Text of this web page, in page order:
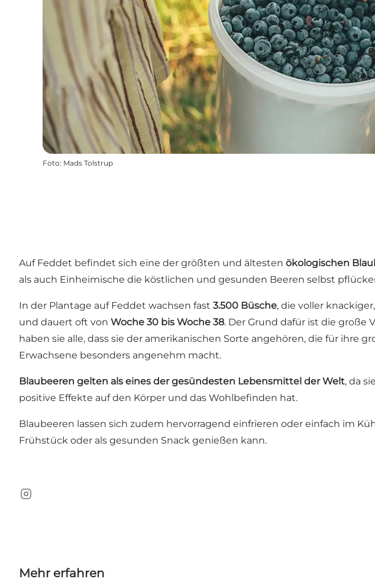
Foto: Mads Tolstrup
Auf Feddet befindet sich eine der größten und ältesten ökologischen
als auch Einheimische die köstlichen und gesunden Beeren selbst
In der Plantage auf Feddet wachsen fast 3.500 Büsche, die voller
und dauert oft von Woche 30 bis Woche 38. Der Grund dafür ist die große
haben sie alle, dass sie der amerikanischen Sorte angehören, die für ihre
Erwachsene besonders angenehm macht.
Blaubeeren gelten als eines der gesündesten Lebensmittel der Welt, da
positive Effekte auf den Körper und das Wohlbefinden hat.
Blaubeeren lassen sich zudem hervorragend einfrieren oder einfach im
Frühstück oder als gesunden Snack genießen kann.
Instagram
Mehr erfahren